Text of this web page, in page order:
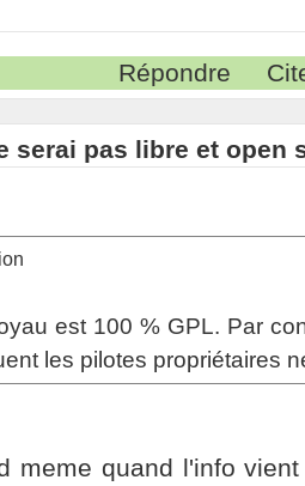
Répondre
serai pas libre et open
est 100 % GPL. Par
les pilotes propriétaires
meme quand l'info